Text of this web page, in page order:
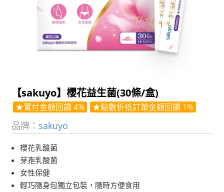
【sakuyo】櫻花益生菌(30條/盒)
★實付金額回饋 4% ★點數折抵訂單金額回饋 1%
品牌： sakuyo
櫻花乳酸菌
芽孢乳酸菌
女性保健
輕巧隨身包獨立包裝，隨時方便食用